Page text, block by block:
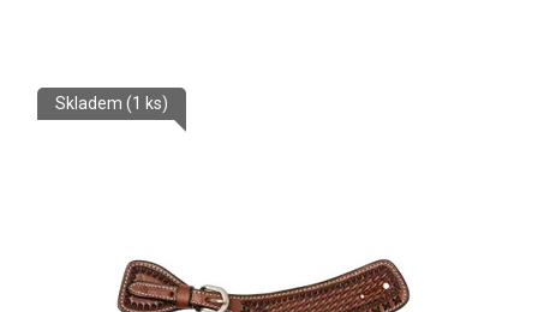
Skladem (1 ks)